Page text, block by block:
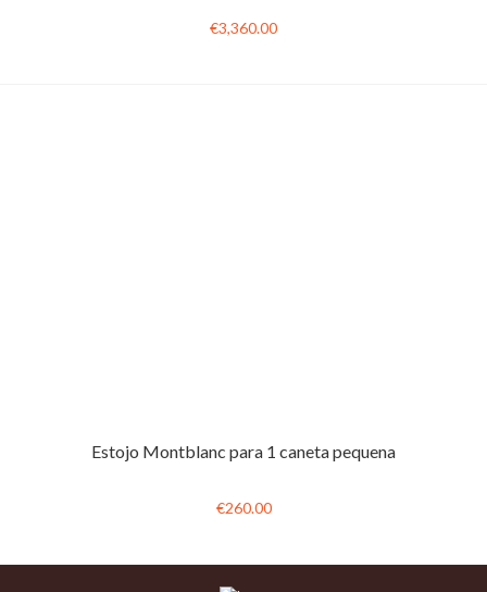
€3,360.00
Estojo Montblanc para 1 caneta pequena
€260.00